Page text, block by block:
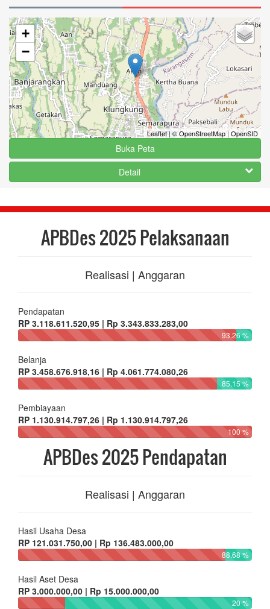
+
−
Leaflet|© OpenStreetMap|OpenSID
Buka Peta
Detail
APBDes 2025 Pelaksanaan
Realisasi | Anggaran
Pendapatan
RP 3.118.611.520,95 | Rp 3.343.833.283,00
93.26 %
Belanja
RP 3.458.676.918,16 | Rp 4.061.774.080,26
85.15 %
Pembiayaan
RP 1.130.914.797,26 | Rp 1.130.914.797,26
100 %
APBDes 2025 Pendapatan
Realisasi | Anggaran
Hasil Usaha Desa
RP 121.031.750,00 | Rp 136.483.000,00
88.68 %
Hasil Aset Desa
RP 3.000.000,00 | Rp 15.000.000,00
20 %